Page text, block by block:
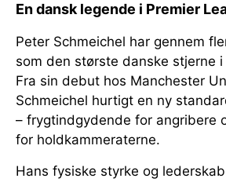
En dansk legende i Premier
Peter Schmeichel har gennem
som den største danske stjerne i
Fra sin debut hos Manchester
Schmeichel hurtigt en ny
– frygtindgydende for angribere
for holdkammeraterne.
Hans fysiske styrke og